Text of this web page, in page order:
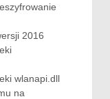
2016
wlanapi.dll
na